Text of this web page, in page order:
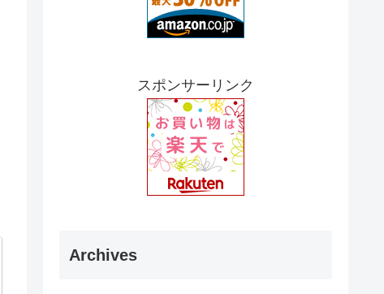
スポンサーリンク
Archives